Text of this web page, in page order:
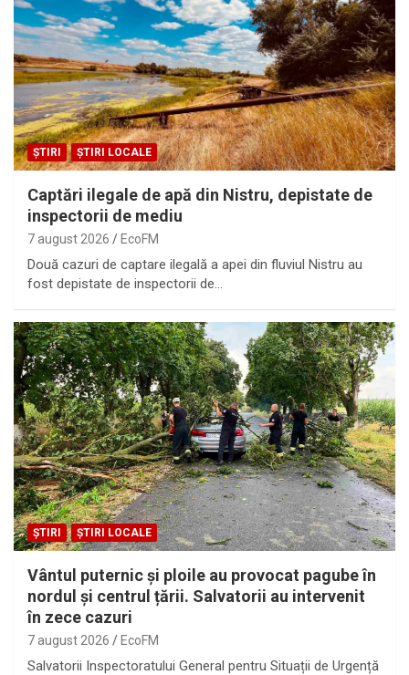
ȘTIRI ȘTIRI LOCALE
Captări ilegale de apă din Nistru, depistate de
inspectorii de mediu
7 august 2026 EcoFM
Două cazuri de captare ilegală a apei din fluviul Nistru au
fost depistate de inspectorii de…
ȘTIRI ȘTIRI LOCALE
Vântul puternic și ploile au provocat pagube în
nordul și centrul țării. Salvatorii au intervenit
în zece cazuri
7 august 2026 EcoFM
Salvatorii Inspectoratului General pentru Situații de Urgență